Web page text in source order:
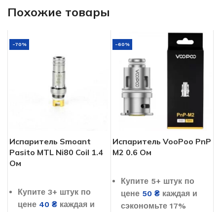
Похожие товары
-70%
Испаритель Smoant
Pasito MTL Ni80 Coil 1.4
Ом
Купите 3+ штук по
цене 40 ₴ каждая и
-60%
Испаритель VooPoo PnP
M2 0.6 Ом
Купите 5+ штук по
цене 50 ₴каждая и
сэкономьте 17%